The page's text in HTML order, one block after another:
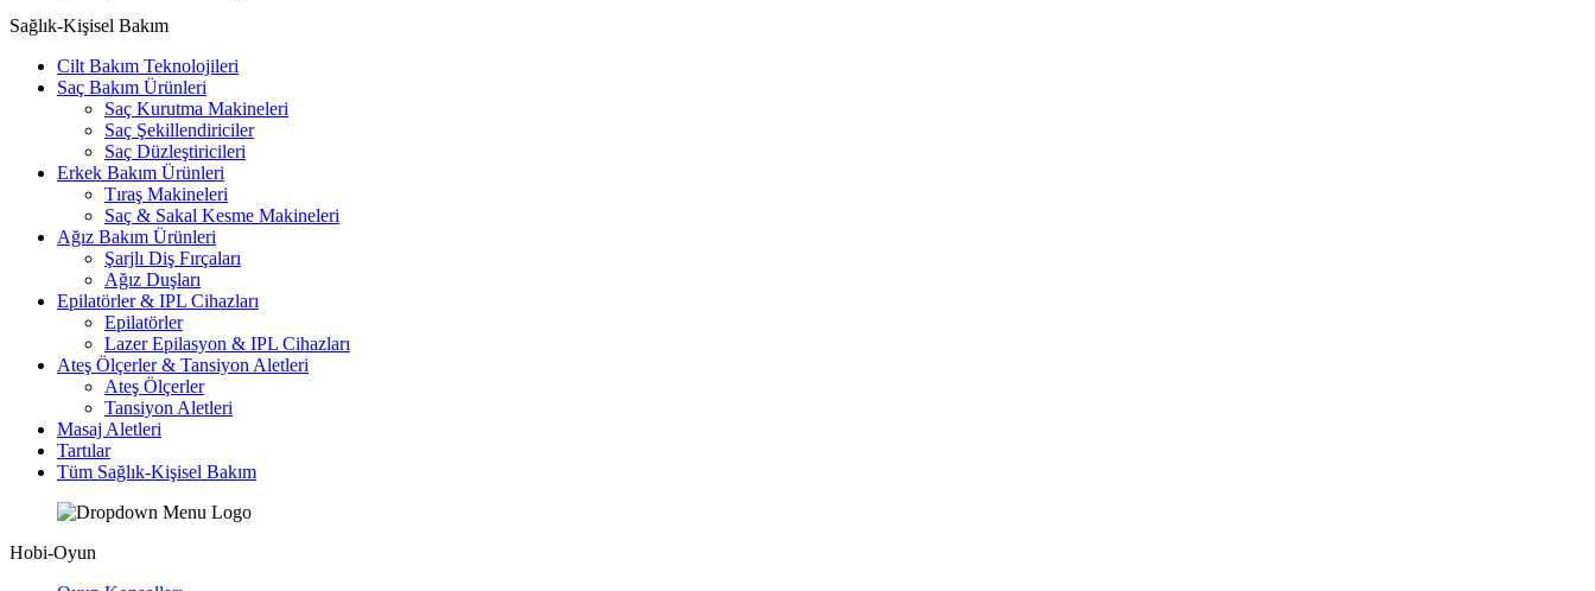
Sağlık-Kişisel Bakım
Cilt Bakım Teknolojileri
Saç Bakım Ürünleri
Saç Kurutma Makineleri
Saç Şekillendiriciler
Saç Düzleştiricileri
Erkek Bakım Ürünleri
Tıraş Makineleri
Saç & Sakal Kesme Makineleri
Ağız Bakım Ürünleri
Şarjlı Diş Fırçaları
Ağız Duşları
Epilatörler & IPL Cihazları
Epilatörler
Lazer Epilasyon & IPL Cihazları
Ateş Ölçerler & Tansiyon Aletleri
Ateş Ölçerler
Tansiyon Aletleri
Masaj Aletleri
Tartılar
Tüm Sağlık-Kişisel Bakım
Hobi-Oyun